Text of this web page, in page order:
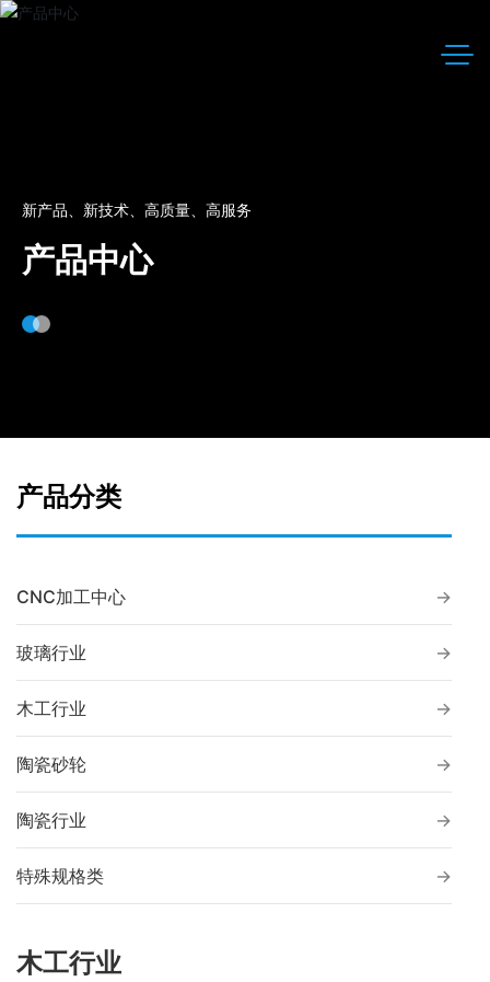
产品中心
新产品、新技术、高质量、高服务
产品分类
CNC加工中心
玻璃行业
木工行业
陶瓷砂轮
陶瓷行业
特殊规格类
木工行业